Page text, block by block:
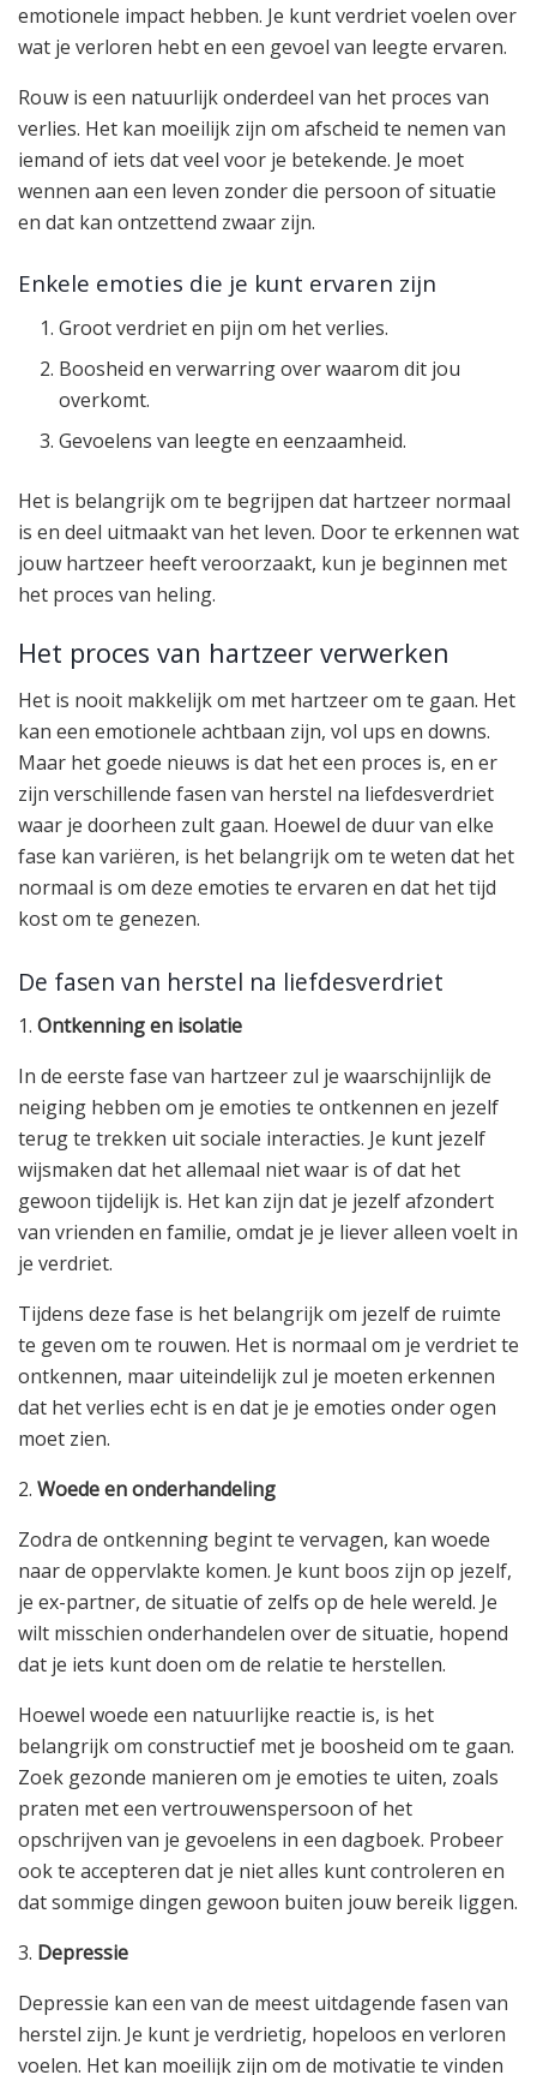
emotionele impact hebben. Je kunt verdriet voelen over
wat je verloren hebt en een gevoel van leegte ervaren.
Rouw is een natuurlijk onderdeel van het proces van
verlies. Het kan moeilijk zijn om afscheid te nemen van
iemand of iets dat veel voor je betekende. Je moet
wennen aan een leven zonder die persoon of situatie
en dat kan ontzettend zwaar zijn.
Enkele emoties die je kunt ervaren zijn
Groot verdriet en pijn om het verlies.
Boosheid en verwarring over waarom dit jou
overkomt.
Gevoelens van leegte en eenzaamheid.
Het is belangrijk om te begrijpen dat hartzeer normaal
is en deel uitmaakt van het leven. Door te erkennen wat
jouw hartzeer heeft veroorzaakt, kun je beginnen met
het proces van heling.
Het proces van hartzeer verwerken
Het is nooit makkelijk om met hartzeer om te gaan. Het
kan een emotionele achtbaan zijn, vol ups en downs.
Maar het goede nieuws is dat het een proces is, en er
zijn verschillende fasen van herstel na liefdesverdriet
waar je doorheen zult gaan. Hoewel de duur van elke
fase kan variëren, is het belangrijk om te weten dat het
normaal is om deze emoties te ervaren en dat het tijd
kost om te genezen.
De fasen van herstel na liefdesverdriet
1. Ontkenning en isolatie
In de eerste fase van hartzeer zul je waarschijnlijk de
neiging hebben om je emoties te ontkennen en jezelf
terug te trekken uit sociale interacties. Je kunt jezelf
wijsmaken dat het allemaal niet waar is of dat het
gewoon tijdelijk is. Het kan zijn dat je jezelf afzondert
van vrienden en familie, omdat je je liever alleen voelt in
je verdriet.
Tijdens deze fase is het belangrijk om jezelf de ruimte
te geven om te rouwen. Het is normaal om je verdriet te
ontkennen, maar uiteindelijk zul je moeten erkennen
dat het verlies echt is en dat je je emoties onder ogen
moet zien.
2. Woede en onderhandeling
Zodra de ontkenning begint te vervagen, kan woede
naar de oppervlakte komen. Je kunt boos zijn op jezelf,
je ex-partner, de situatie of zelfs op de hele wereld. Je
wilt misschien onderhandelen over de situatie, hopend
dat je iets kunt doen om de relatie te herstellen.
Hoewel woede een natuurlijke reactie is, is het
belangrijk om constructief met je boosheid om te gaan.
Zoek gezonde manieren om je emoties te uiten, zoals
praten met een vertrouwenspersoon of het
opschrijven van je gevoelens in een dagboek. Probeer
ook te accepteren dat je niet alles kunt controleren en
dat sommige dingen gewoon buiten jouw bereik liggen.
3. Depressie
Depressie kan een van de meest uitdagende fasen van
herstel zijn. Je kunt je verdrietig, hopeloos en verloren
voelen. Het kan moeilijk zijn om de motivatie te vinden